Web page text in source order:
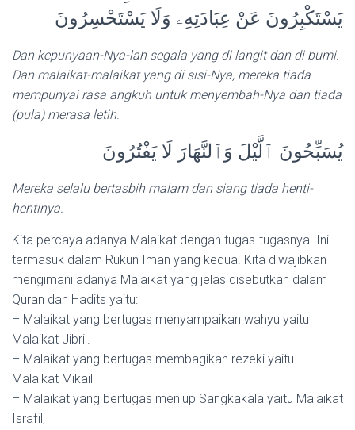
يَسْتَكْبِرُونَ عَنْ عِبَادَتِهِۦ وَلَا يَسْتَحْسِرُونَ
Dan kepunyaan-Nya-lah segala yang di langit dan di bumi.
Dan malaikat-malaikat yang di sisi-Nya, mereka tiada
mempunyai rasa angkuh untuk menyembah-Nya dan tiada
(pula) merasa letih.
يُسَبِّحُونَ ٱلَّيْلَ وَٱلنَّهَارَ لَا يَفْتُرُونَ
Mereka selalu bertasbih malam dan siang tiada henti-
hentinya.
Kita percaya adanya Malaikat dengan tugas-tugasnya. Ini
termasuk dalam Rukun Iman yang kedua. Kita diwajibkan
mengimani adanya Malaikat yang jelas disebutkan dalam
Quran dan Hadits yaitu:
– Malaikat yang bertugas menyampaikan wahyu yaitu
Malaikat Jibril.
– Malaikat yang bertugas membagikan rezeki yaitu
Malaikat Mikail
– Malaikat yang bertugas meniup Sangkakala yaitu Malaikat
Israfil,